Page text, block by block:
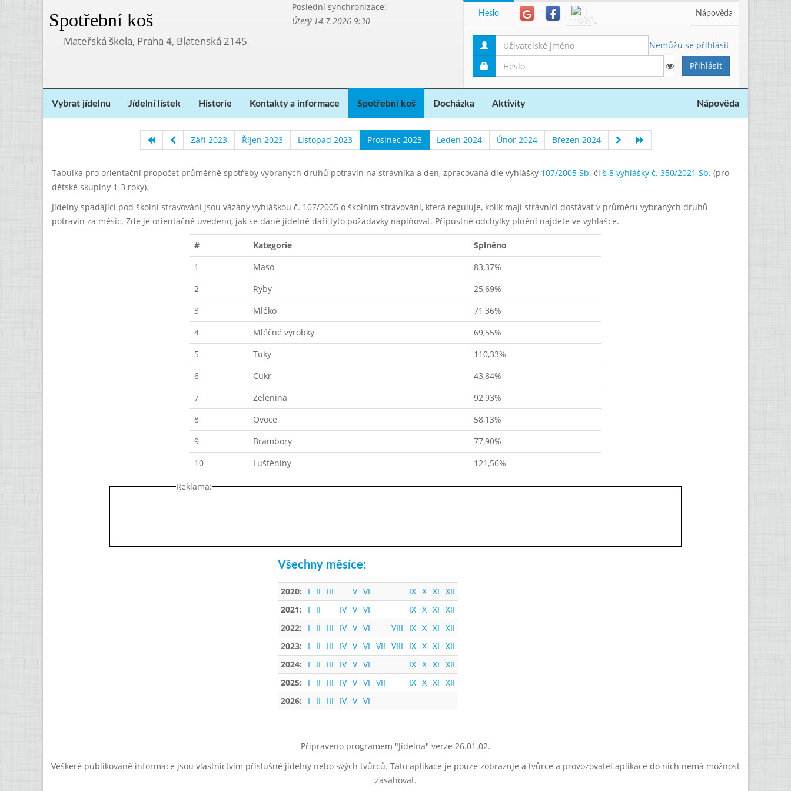
Spotřební koš
Poslední synchronizace:
Úterý 14.7.2026 9:30
Mateřská škola, Praha 4, Blatenská 2145
Heslo Nápověda
Nemůžu se přihlásit
Vybrat jídelnu Jídelní lístek Historie Kontakty a informace Spotřební koš Docházka Aktivity Nápověda
Září 2023 Říjen 2023 Listopad 2023 Prosinec 2023 Leden 2024 Únor 2024 Březen 2024
Tabulka pro orientační propočet průměrné spotřeby vybraných druhů potravin na strávníka a den, zpracovaná dle vyhlášky 107/2005 Sb. či § 8 vyhlášky č. 350/2021 Sb. (pro
dětské skupiny 1-3 roky).
Jídelny spadající pod školní stravování jsou vázány vyhláškou č. 107/2005 o školním stravování, která reguluje, kolik mají strávníci dostávat v průměru vybraných druhů
potravin za měsíc. Zde je orientačně uvedeno, jak se dané jídelně daří tyto požadavky naplňovat. Přípustné odchylky plnění najdete ve vyhlášce.
# Kategorie
Splněno
1
Maso
83,37%
2
Ryby
25,69%
3
Mléko
71,36%
4
Mléčné výrobky
69,55%
5
Tuky
110,33%
6
Cukr
43,84%
7
Zelenina
92,93%
8
Ovoce
58,13%
9
Brambory
77,90%
10
Luštěniny 121,56%
Reklama:
Všechny měsíce:
2020: I II III V VI IX X XI XII
2021:
I II IV V VI IX X XI XII
2022:
I II III IV V VI VIII IX X XI XII
2023:
I II III IV V VI VII VIII IX X XI XII
2024:
I II III IV V VI IX X XI XII
2025:
I II III IV V VI VII IX X XI XII
2026:
I II III IV V VI
Připraveno programem "Jídelna" verze 26.01.02.
Veškeré publikované informace jsou vlastnictvím příslušné jídelny nebo svých tvůrců. Tato aplikace je pouze zobrazuje a tvůrce a provozovatel aplikace do nich nemá možnost
zasahovat.